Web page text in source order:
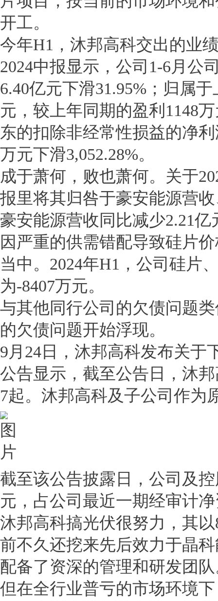
开工。
今年H1，沐邦高科交出的业
2024中报显示，公司1-6月公
6.40亿元下滑31.95%；归属
元，较上年同期的盈利1148
东的扣除非经常性损益的净
万元下滑3,052.28%。
成于萧何，败也萧何。关于
报里将其归咎于豪安能源营
豪安能源营收同比减少2.21
因严重的供需错配导致硅片
当中。2024年H1，公司硅片
为-8407万元。
与其他同行公司的欠债问题
的欠债问题开始浮现。
9月24日，沐邦高科发布关于
公告显示，截至公告日，沐
7起。沐邦高科及子公司作为
截至该公告披露日，公司及
元，占公司最近一期经审计
沐邦高科搞光伏很努力，其
前不久还挖来先后效力于晶
配备了资深的管理和研发团
但在全行业普亏的市场环境